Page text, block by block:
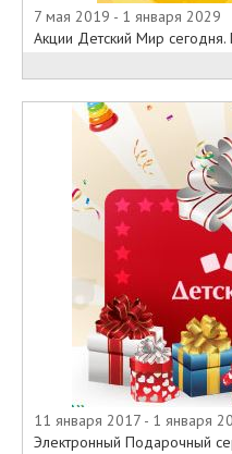
7 мая 2019 - 1 января 2029
Акции Детский Мир сегодня.
11 января 2017 - 1 января
Электронный Подарочный